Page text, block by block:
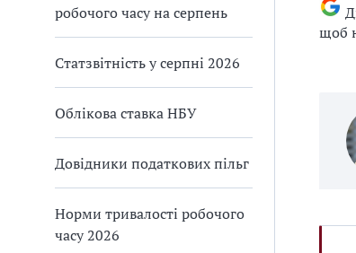
робочого часу на серпень
Статзвітність у серпні 2026
Облікова ставка НБУ
Довідники податкових пільг
Норми тривалості робочого
часу 2026
щоб